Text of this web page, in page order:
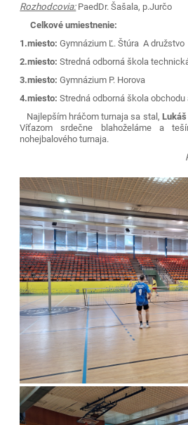
Rozhodcovia:PaedDr. Šašala, p.Jurčo
Celkové umiestnenie:
1.miesto: Gymnázium Ľ. Štúra A družstvo
2.miesto: Stredná odborná škola
3.miesto: Gymnázium P. Horova
4.miesto: Stredná odborná škola
Najlepším hráčom turnaja sa stal,
Víťazom srdečne blahoželáme a
nohejbalového turnaja.